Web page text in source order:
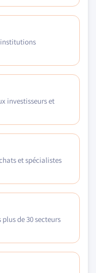
investisseurs et
et spécialistes
plus de 30 secteurs